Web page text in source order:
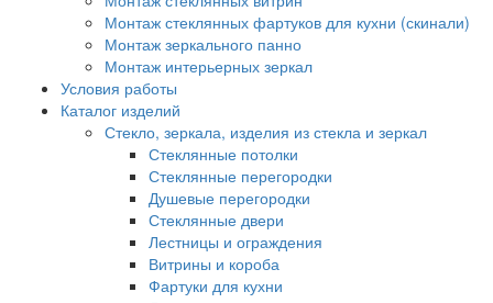
Монтаж стеклянных фартуков для кухни (скинали)
Монтаж зеркального панно
Монтаж интерьерных зеркал
Условия работы
Каталог изделий
Стекло, зеркала, изделия из стекла и зеркал
Стеклянные потолки
Стеклянные перегородки
Душевые перегородки
Стеклянные двери
Лестницы и ограждения
Витрины и короба
Фартуки для кухни